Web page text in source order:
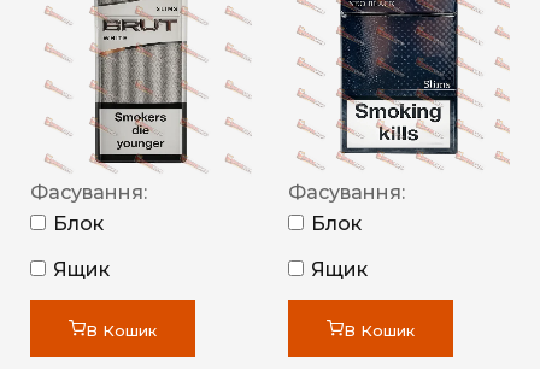
Фасування:
Блок
Ящик
В Кошик
Фасування:
Блок
Ящик
В Кошик